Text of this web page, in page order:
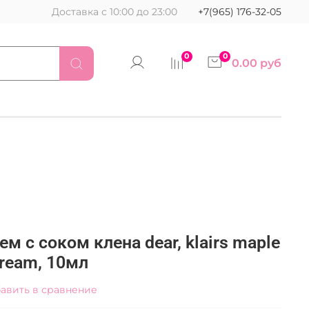
Доставка с 10:00 до 23:00 +7(965) 176-32-05
0 0 0.00 руб
с соком клена dear, klairs maple
10мл
в сравнение